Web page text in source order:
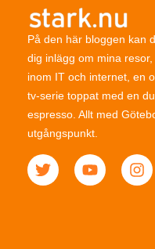
På den här bloggen kan
dig inlägg om mina
inom IT och internet, en
tv-serie toppat med en
espresso. Allt med
utgångspunkt.